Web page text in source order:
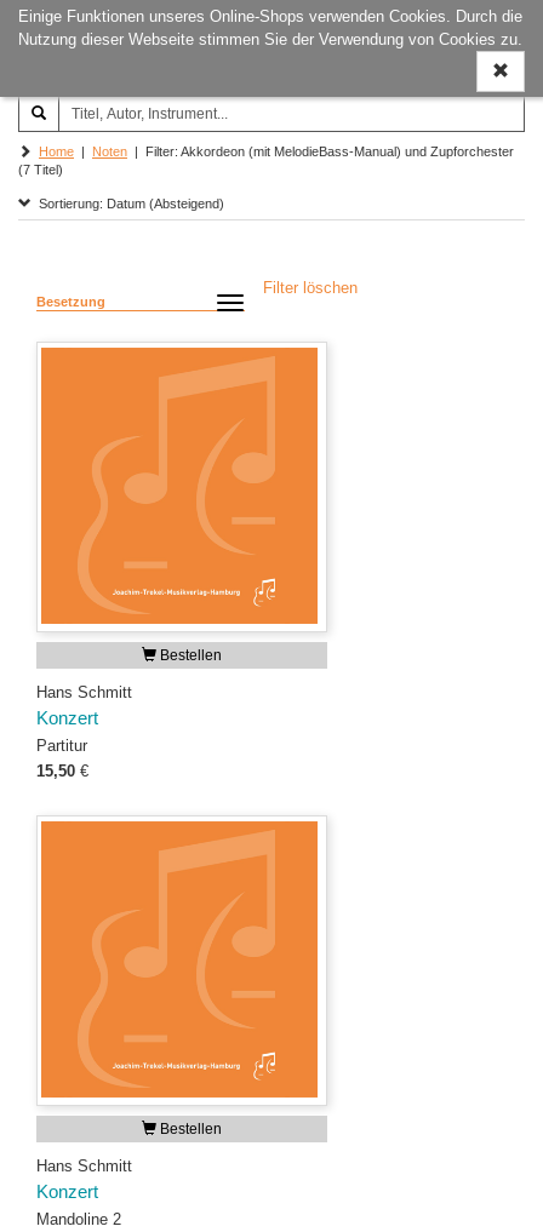
Einige Funktionen unseres Online-Shops verwenden Cookies. Durch die
Nutzung dieser Webseite stimmen Sie der Verwendung von Cookies zu.
ein-/
Joachim‐Trekel‐Musikverlag,
Hamburg
Home | Noten | Filter: Akkordeon (mit MelodieBass-Manual) und Zupforchester
(7 Titel)
Sortierung: Datum (Absteigend)
Besetzung
Filter löschen
Bestellen
Hans Schmitt
Konzert
Partitur
15,50 €
Bestellen
Hans Schmitt
Konzert
Mandoline 2